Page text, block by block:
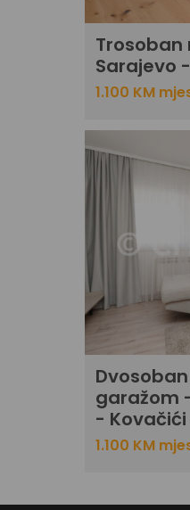
Sarajevo
1.100 KM
garažom
- Kovačići
1.100 KM